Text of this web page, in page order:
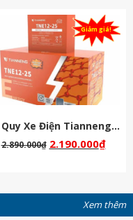
Giảm giá!
Ắc Quy Xe Điện Tianneng ( Thiên Năng ) Chịu Nhiệt 60v 25Ah
2.890.000₫ 2.190.000₫
Xem thêm